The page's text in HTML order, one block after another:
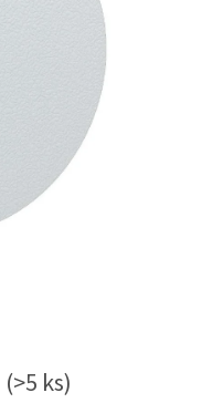
(>5 ks)